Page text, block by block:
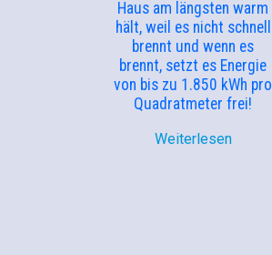
Haus am längsten warm
hält, weil es nicht schnell
brennt und wenn es
brennt, setzt es Energie
von bis zu 1.850 kWh pro
Quadratmeter frei!
Weiterlesen